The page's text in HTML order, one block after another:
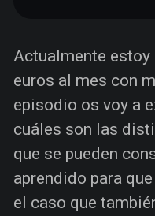
Actualmente estoy
euros al mes con
episodio os voy a
cuáles son las
que se pueden
aprendido para
el caso que